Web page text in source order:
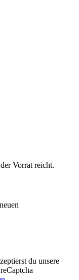
Vorrat reicht.
du unsere